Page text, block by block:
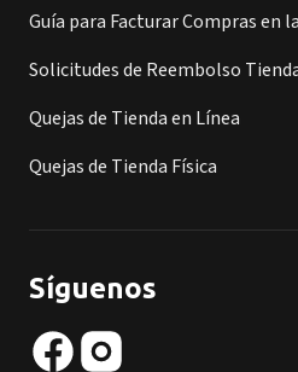
Guía para Facturar Compras en
Solicitudes de Reembolso
Quejas de Tienda en Línea
Quejas de Tienda Física
Síguenos